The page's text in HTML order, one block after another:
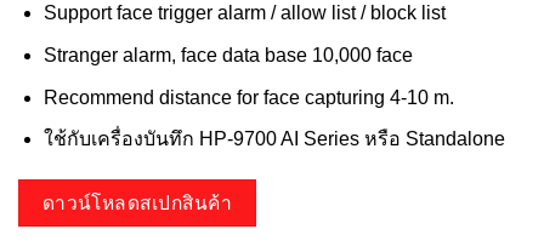
Support face trigger alarm / allow list / block list
Stranger alarm, face data base 10,000 face
Recommend distance for face capturing 4-10 m.
ใช้กับเครื่องบันทึก HP-9700 AI Series หรือ Standalone
ดาวน์โหลดสเปกสินค้า